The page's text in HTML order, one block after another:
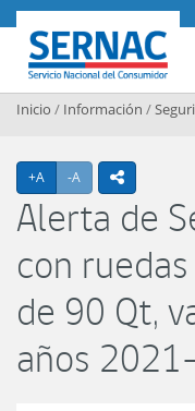
Contenido principal
SERNAC
Inicio / Información /
+A Agrandar texto
-A Achicar textoicono
Alerta de
con
de 90 Qt,
años